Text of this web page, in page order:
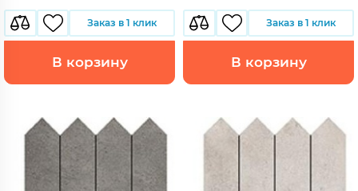
Заказ в 1 клик
В корзину
Заказ в 1 клик
В корзину